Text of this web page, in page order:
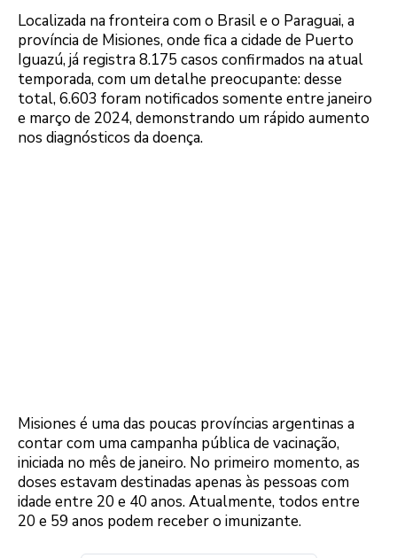
Localizada na fronteira com o Brasil e o Paraguai, a
província de Misiones, onde fica a cidade de Puerto
Iguazú, já registra 8.175 casos confirmados na atual
temporada, com um detalhe preocupante: desse
total, 6.603 foram notificados somente entre janeiro
e março de 2024, demonstrando um rápido aumento
nos diagnósticos da doença.
Misiones é uma das poucas províncias argentinas a
contar com uma campanha pública de vacinação,
iniciada no mês de janeiro. No primeiro momento, as
doses estavam destinadas apenas às pessoas com
idade entre 20 e 40 anos. Atualmente, todos entre
20 e 59 anos podem receber o imunizante.